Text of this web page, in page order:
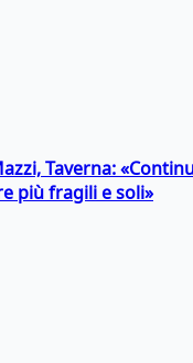
Taverna:
più fragili e soli»